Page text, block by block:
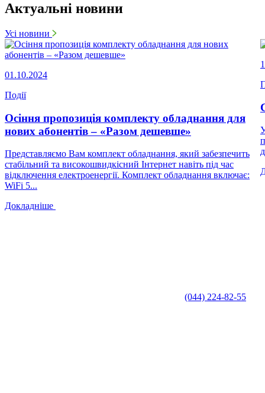
Актуальні новини
Усі новини
01.10.2024
Події
Осіння пропозиція комплекту обладнання для
нових абонентів – «Разом дешевше»
Представляємо Вам комплект обладнання, який забезпечить
стабільний та високошвидкісний Інтернет навіть під час
відключення електроенергії. Комплект обладнання включає:
WiFi 5...
Докладніше
(044) 224-82-55